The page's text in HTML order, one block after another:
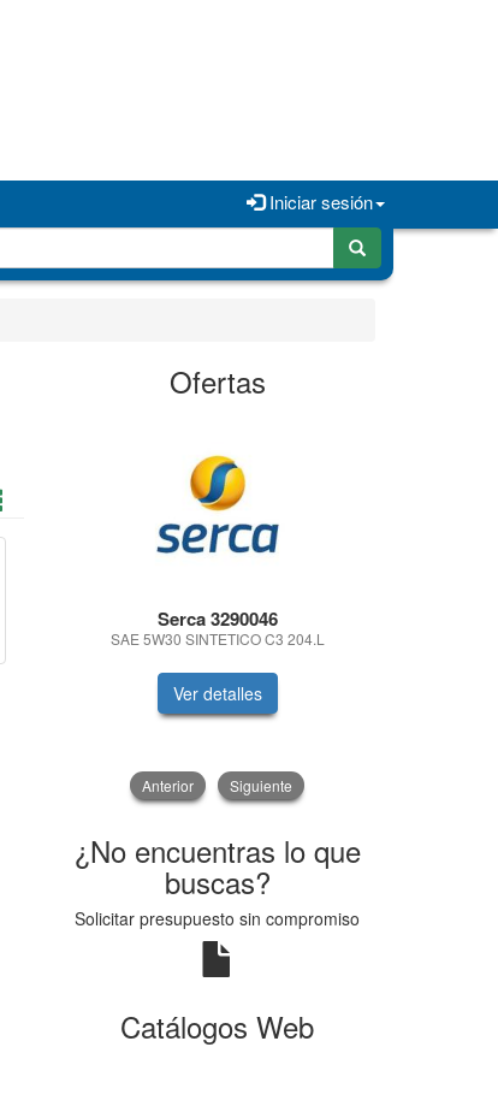
Iniciar sesión
Ofertas
Serca 3290046
SAE 5W30 SINTETICO C3 204.L
Ver detalles
Anterior Siguiente
¿No encuentras lo que
buscas?
Solicitar presupuesto sin compromiso
Catálogos Web